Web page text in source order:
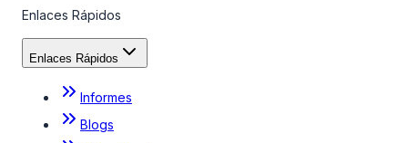
Enlaces Rápidos
Enlaces Rápidos
Informes
Blogs